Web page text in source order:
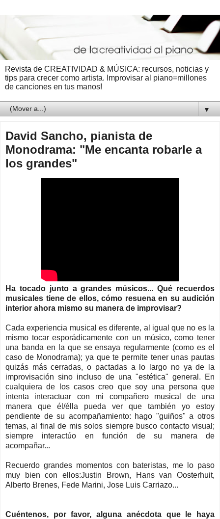
Revista de CREATIVIDAD & MÚSICA: recursos, noticias y
tips para crecer como artista. Improvisar al piano=millones
de canciones en tus manos!
▼
David Sancho, pianista de
Monodrama: "Me encanta robarle a
los grandes"
Ha tocado junto a grandes músicos... Qué recuerdos
musicales tiene de ellos, cómo resuena en su audición
interior ahora mismo su manera de improvisar?
Cada experiencia musical es diferente, al igual que no es la
mismo tocar esporádicamente con un músico, como tener
una banda en la que se ensaya regularmente (como es el
caso de Monodrama); ya que te permite tener unas pautas
quizás más cerradas, o pactadas a lo largo no ya de la
improvisación sino incluso de una "estética" general. En
cualquiera de los casos creo que soy una persona que
intenta interactuar con mi compañero musical de una
manera que él/élla pueda ver que también yo estoy
pendiente de su acompañamiento: hago "guiños" a otros
temas, al final de mis solos siempre busco contacto visual;
siempre interactúo en función de su manera de
acompañar...
Recuerdo grandes momentos con bateristas, me lo paso
muy bien con ellos:Justin Brown, Hans van Oosterhuit,
Alberto Brenes, Fede Marini, Jose Luis Carriazo...
Cuéntenos, por favor, alguna anécdota que le haya